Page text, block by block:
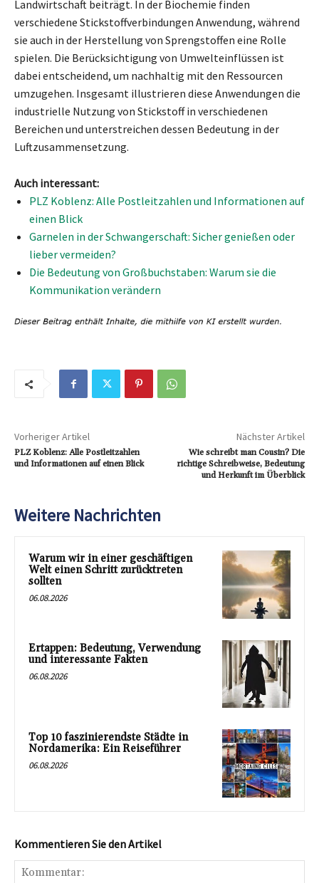
Landwirtschaft beiträgt. In der Biochemie finden
verschiedene Stickstoffverbindungen Anwendung, während
sie auch in der Herstellung von Sprengstoffen eine Rolle
spielen. Die Berücksichtigung von Umwelteinflüssen ist
dabei entscheidend, um nachhaltig mit den Ressourcen
umzugehen. Insgesamt illustrieren diese Anwendungen die
industrielle Nutzung von Stickstoff in verschiedenen
Bereichen und unterstreichen dessen Bedeutung in der
Luftzusammensetzung.
Auch interessant:
PLZ Koblenz: Alle Postleitzahlen und Informationen auf
einen Blick
Garnelen in der Schwangerschaft: Sicher genießen oder
lieber vermeiden?
Die Bedeutung von Großbuchstaben: Warum sie die
Kommunikation verändern
Vorheriger Artikel
PLZ Koblenz: Alle Postleitzahlen
und Informationen auf einen Blick
Nächster Artikel
Wie schreibt man Cousin? Die
richtige Schreibweise, Bedeutung
und Herkunft im Überblick
Weitere Nachrichten
Warum wir in einer geschäftigen
Welt einen Schritt zurücktreten
sollten
06.08.2026
Ertappen: Bedeutung, Verwendung
und interessante Fakten
06.08.2026
Top 10 faszinierendste Städte in
Nordamerika: Ein Reiseführer
06.08.2026
Kommentieren Sie den Artikel